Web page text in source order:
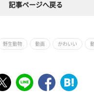
記事ページへ戻る
野生動物 動画 かわいい